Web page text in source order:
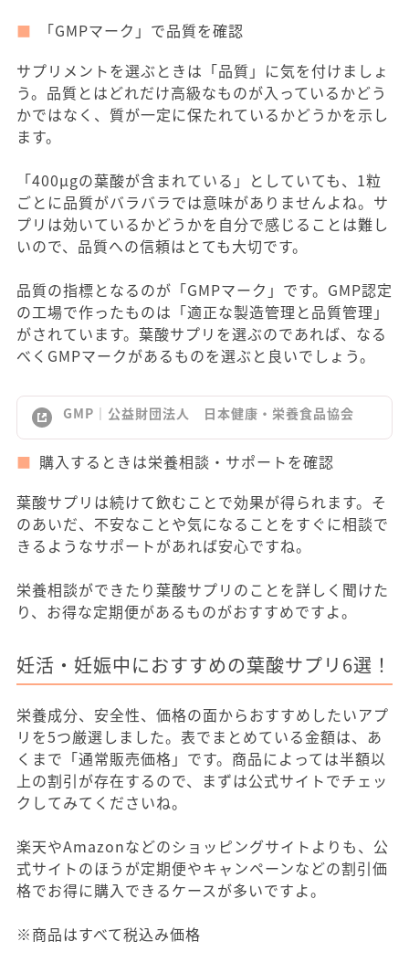
「GMPマーク」で品質を確認
サプリメントを選ぶときは「品質」に気を付けましょ
う。品質とはどれだけ高級なものが入っているかどう
かではなく、質が一定に保たれているかどうかを示し
ます。
「400μgの葉酸が含まれている」としていても、1粒
ごとに品質がバラバラでは意味がありませんよね。サ
プリは効いているかどうかを自分で感じることは難し
いので、品質への信頼はとても大切です。
品質の指標となるのが「GMPマーク」です。GMP認定
の工場で作ったものは「適正な製造管理と品質管理」
がされています。葉酸サプリを選ぶのであれば、なる
べくGMPマークがあるものを選ぶと良いでしょう。
GMP｜公益財団法人 日本健康・栄養食品協会
購入するときは栄養相談・サポートを確認
葉酸サプリは続けて飲むことで効果が得られます。そ
のあいだ、不安なことや気になることをすぐに相談で
きるようなサポートがあれば安心ですね。
栄養相談ができたり葉酸サプリのことを詳しく聞けた
り、お得な定期便があるものがおすすめですよ。
妊活・妊娠中におすすめの葉酸サプリ6選！
栄養成分、安全性、価格の面からおすすめしたいアプ
リを5つ厳選しました。表でまとめている金額は、あ
くまで「通常販売価格」です。商品によっては半額以
上の割引が存在するので、まずは公式サイトでチェッ
クしてみてくださいね。
楽天やAmazonなどのショッピングサイトよりも、公
式サイトのほうが定期便やキャンペーンなどの割引価
格でお得に購入できるケースが多いですよ。
※商品はすべて税込み価格